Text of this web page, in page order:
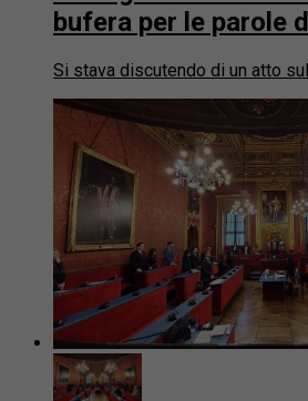
bufera per le parole
Si stava discutendo di un atto